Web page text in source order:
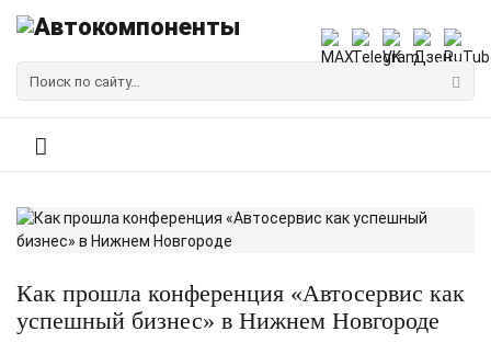
Как прошла конференция «Автосервис как
успешный бизнес» в Нижнем Новгороде